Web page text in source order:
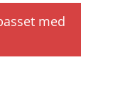
med